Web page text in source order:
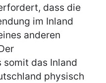
dass die
im Inland
anderen
das Inland
physisch